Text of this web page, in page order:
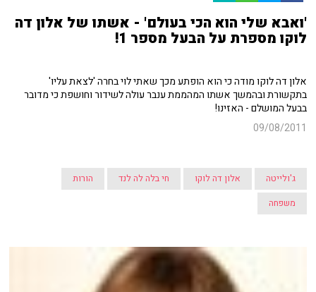
'ואבא שלי הוא הכי בעולם' - אשתו של אלון דה
לוקו מספרת על הבעל מספר 1!
אלון דה לוקו מודה כי הוא הופתע מכך שאתי לוי בחרה 'לצאת עליו'
בתקשורת ובהמשך אשתו המהממת ענבר עולה לשידור וחושפת כי מדובר
בבעל המושלם - האזינו!
09/08/2011
ג'ולייטה אלון דה לוקו חי בלה לה לנד
הורות
משפחה